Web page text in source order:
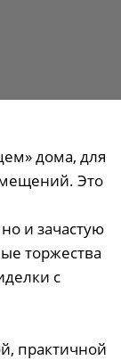
дома, для
Это
и зачастую
торжества
с
практичной